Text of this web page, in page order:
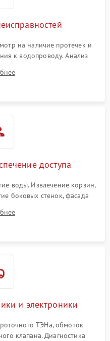
₽ Подробнее →
на наличие протечек и
к водопроводу. Анализ
нагрева, вращения
системы защиты
доступа
воды. Извлечение корзин,
боковых стенок, фасада
ТЭНу и сливной помпе.
и электроники
ТЭНа, обмоток
клапана. Диагностика